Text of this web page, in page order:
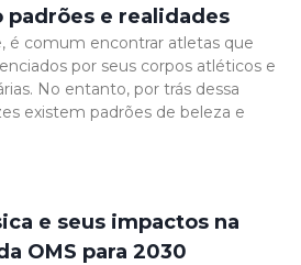
e realidades
é comum encontrar atletas que
por seus corpos atléticos e
No entanto, por trás dessa
existem padrões de beleza e
e seus impactos na
OMS para 2030